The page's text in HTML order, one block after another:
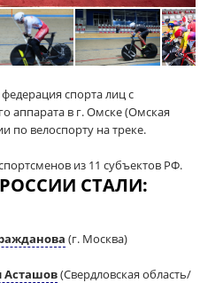
спорта лиц с
аппарата в г. Омске (Омская
по велоспорту на треке.
из 11 субъектов РФ.
СТАЛИ:
(г. Москва)
Асташов(Свердловская область/